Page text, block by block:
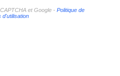
et Google - Politique de
d'utilisation